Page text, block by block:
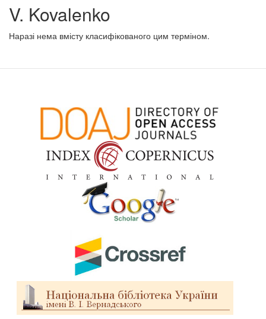
V. Kovalenko
Наразі нема вмісту класифікованого цим терміном.